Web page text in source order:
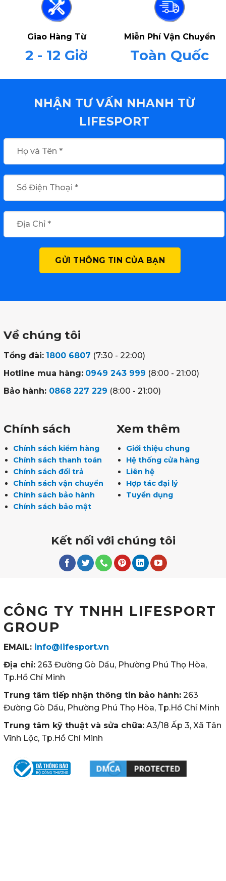
Giao Hàng Từ
2 - 12 Giờ
Miễn Phí Vận Chuyển
Toàn Quốc
NHẬN TƯ VẤN NHANH TỪ
LIFESPORT
Về chúng tôi
Tổng đài: 1800 6807 (7:30 - 22:00)
Hotline mua hàng: 0949 243 999 (8:00 - 21:00)
Bảo hành: 0868 227 229 (8:00 - 21:00)
Chính sách
Chính sách kiểm hàng
Chính sách thanh toán
Chính sách đổi trả
Chính sách vận chuyển
Chính sách bảo hành
Chính sách bảo mật
Xem thêm
Giới thiệu chung
Hệ thống cửa hàng
Liên hệ
Hợp tác đại lý
Tuyển dụng
Kết nối với chúng tôi
CÔNG TY TNHH LIFESPORT
GROUP
EMAIL: info@lifesport.vn
Địa chỉ: 263 Đường Gò Dầu, Phường Phú Thọ Hòa,
Tp.Hồ Chí Minh
Trung tâm tiếp nhận thông tin bảo hành: 263
Đường Gò Dầu, Phường Phú Thọ Hòa, Tp.Hồ Chí Minh
Trung tâm kỹ thuật và sửa chữa: A3/18 Ấp 3, Xã Tân
Vĩnh Lộc, Tp.Hồ Chí Minh